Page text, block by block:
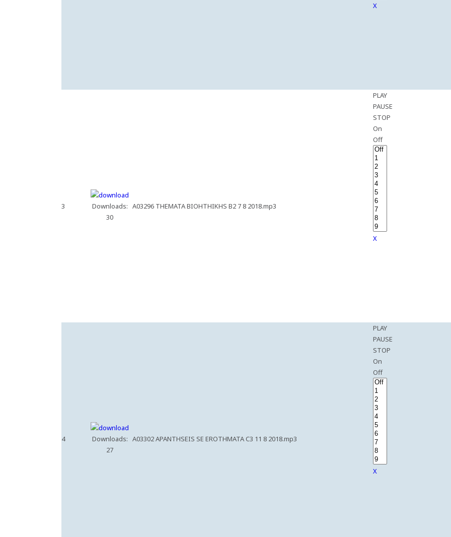
X
3
Downloads:
30
A03296 THEMATA BIOHTHIKHS B2 7 8 2018.mp3
PLAY
PAUSE
STOP
On
Off
X
4
Downloads:
27
A03302 APANTHSEIS SE EROTHMATA C3 11 8 2018.mp3
PLAY
PAUSE
STOP
On
Off
X